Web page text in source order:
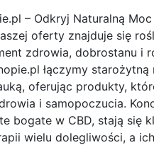
– Odkryj Naturalną
oferty znajduje się
zdrowia, dobrostanu i
łączymy starożytną
oferując produkty,
i samopoczucia.
bogate w CBD, stają się
wielu dolegliwości, a